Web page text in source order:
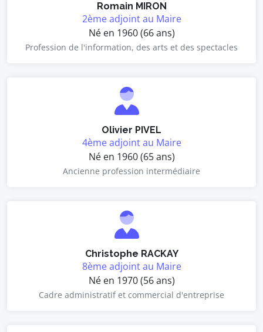
Romain MIRON
2ème adjoint au Maire
Né en 1960 (66 ans)
Profession de l'information, des arts et des spectacles
Olivier PIVEL
4ème adjoint au Maire
Né en 1960 (65 ans)
Ancienne profession intermédiaire
Christophe RACKAY
8ème adjoint au Maire
Né en 1970 (56 ans)
Cadre administratif et commercial d'entreprise